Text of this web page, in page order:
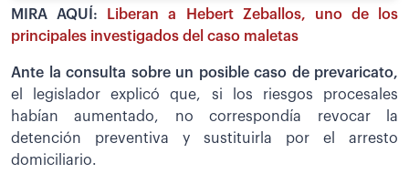
MIRA AQUÍ:
Liberan a Hebert Zeballos, uno de los
principales investigados del caso maletas
Ante la consulta sobre un posible caso de prevaricato,
el legislador explicó que, si los riesgos procesales
habían aumentado, no correspondía revocar la
detención preventiva y sustituirla por el arresto
domiciliario.